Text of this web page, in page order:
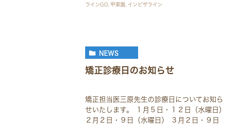
ラインGO 甲東園 インビザライン
NEWS
矯正診療日のお知らせ
矯正担当医三原先生の診療日についてお知ら
せいたします。 １月５日・１２日（水曜日）
２月２日・９日（水曜日） ３月２日・９日